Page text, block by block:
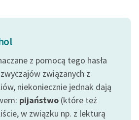
z pomocą tego hasła
związanych z
niekoniecznie jednak dają
pijaństwo (które też
w związku np. z lekturą